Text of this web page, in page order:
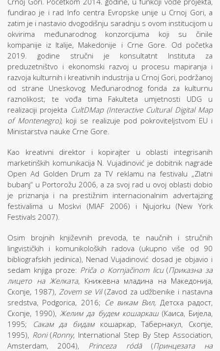
fundirao je i rad Info centra Evropske unije u Crnoj Gori, a
zatim je i nastavio dvogodišnju saradnju s ovom institucijom u
okvirima međunarodnog konzorcijuma koji su činile
kompanije iz Italije, Makedonije i Crne Gore. Od početka
2019. godine stručni je konsultatnt Instituta za
preduzetništvo i ekonomski razvoj u procesu mapiranja i
razvoja kulturnih i kreativnih industrija u Crnoj Gori, podržanoj
od strane Uneskovog Međunarodnog fonda za kulturnu
raznolikost; te vođa tima Fakulteta umjetnosti UDG u
realizaciji projekta CultDMap (Interactive Cultural Digital Map
of Montenegro), koji se realizuje pod pokroviteljstvom EU i
Ministarstva nauke Crne Gore.
Kao kreativni direktor i kopirajter u oblasti integrisanih
marketinških komunikacija N. Vujadinović je dobitnik nagrade
Open Ad Golden Drum za TV reklamu na festivalu „Zlatni
bubanj“ u Portorožu 2006, a za svoj rad u ovoj oblasti dobio
je priznanja i na prestižnim internacionalnim advertajzing
festivalima u Moskvi (MIAF 2006) i Njujorku (New York
Festivals 2007).
Osim brojnih književnih prevoda, te naučnih i stručnih
lingvističkih i komunikoloških radova (ukupno više od 90
bibliografskih jedinica), Nenad Vujadinović dosad je objavio i
sedam knjiga proze: Priča o Kornjačinom licu(Приказна за
лицето на Желката, Книжевна младина на Македонија,
Скопје, 1987), Zovem se Vil(Zavod za udžbenike i nastavna
sredstva, Podgorica, 2016; Се викам Вил, Детска радост,
Скопје, 1990),Желим да будем кошаркаш(Каиса, Бијела,
1995;
Сакам да бидам кошаркар, Табернакул, Скопје,
1995), Roni(Ronny, International Step By Step Association,
Amsterdam, 2004), Princeza ródā(Принцезата на